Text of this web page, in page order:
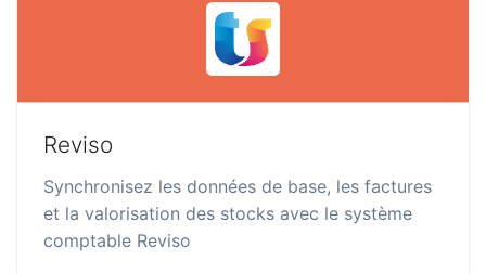
Reviso
Synchronisez les données de base, les factures
et la valorisation des stocks avec le système
comptable Reviso